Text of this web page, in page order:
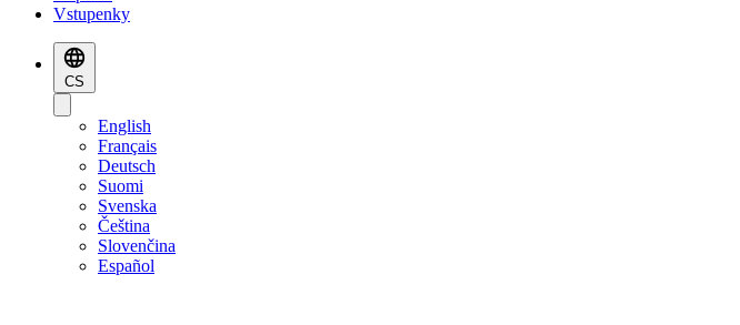
Vstupenky
CS
English
Français
Deutsch
Suomi
Svenska
Čeština
Slovenčina
Español